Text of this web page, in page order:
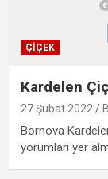
ÇIÇEK
Kardelen
27 Şubat 2022
Bornova
yorumları yer